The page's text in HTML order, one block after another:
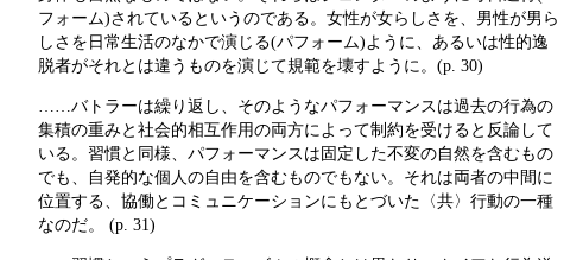
フォーム)されているというのである。女性が女らしさを、男性が男ら
しさを日常生活のなかで演じる(パフォーム)ように、あるいは性的逸
脱者がそれとは違うものを演じて規範を壊すように。(p. 30)
……バトラーは繰り返し、そのようなパフォーマンスは過去の行為の
集積の重みと社会的相互作用の両方によって制約を受けると反論して
いる。習慣と同様、パフォーマンスは固定した不変の自然を含むもの
でも、自発的な個人の自由を含むものでもない。それは両者の中間に
位置する、協働とコミュニケーションにもとづいた〈共〉行動の一種
なのだ。 (p. 31)